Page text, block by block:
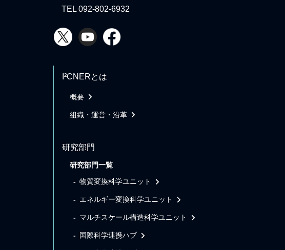
TEL 092-802-6932
I²CNERとは
概要
組織・運営・沿革
研究部門
研究部門一覧
物質変換科学ユニット
エネルギー変換科学ユニット
マルチスケール構造科学ユニット
国際科学連携ハブ